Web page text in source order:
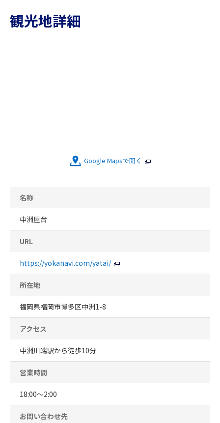
観光地詳細
Google Mapsで開く
名称
中洲屋台
URL
https://yokanavi.com/yatai/
所在地
福岡県福岡市博多区中洲1-8
アクセス
中洲川端駅から徒歩10分
営業時間
18:00～2:00
お問い合わせ先